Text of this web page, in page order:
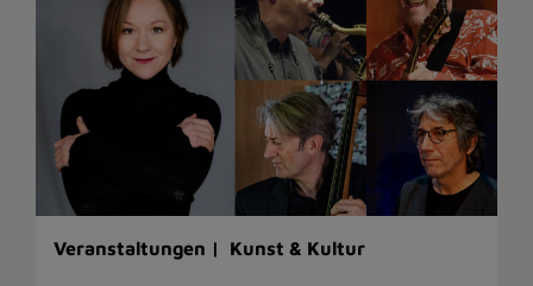
Veranstaltungen | Kunst & Kultur